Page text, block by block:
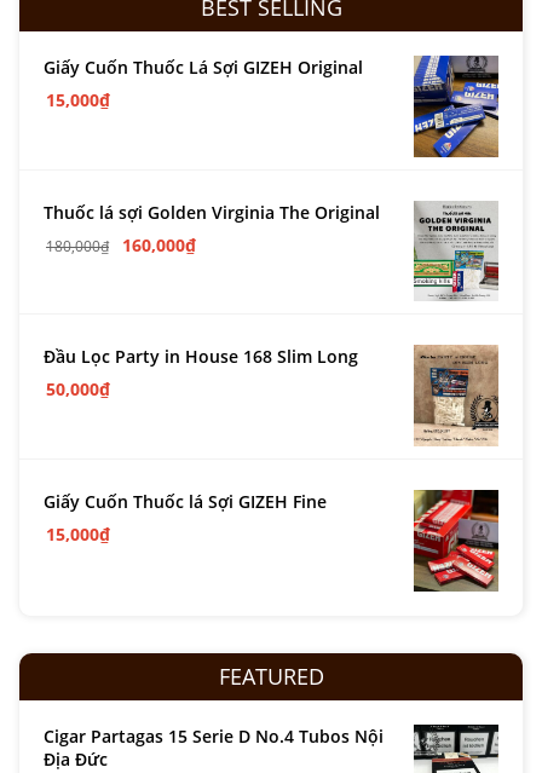
BEST SELLING
Giấy Cuốn Thuốc Lá Sợi GIZEH Original
15,000₫
Thuốc lá sợi Golden Virginia The Original
180,000₫ 160,000₫
Đầu Lọc Party in House 168 Slim Long
50,000₫
Giấy Cuốn Thuốc lá Sợi GIZEH Fine
15,000₫
FEATURED
Cigar Partagas 15 Serie D No.4 Tubos Nội
Địa Đức